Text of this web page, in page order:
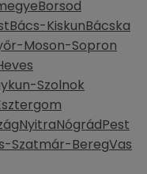
Borsod
Bács-KiskunBácska
Moson-Sopron
Szolnok
NyitraNógrádPest
Szatmár-BeregVas